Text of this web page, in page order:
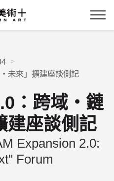
+Logo
Menu
未來」擴建座談側記
：跨域‧鏈
座談側記
Expansion 2.0:
Forum